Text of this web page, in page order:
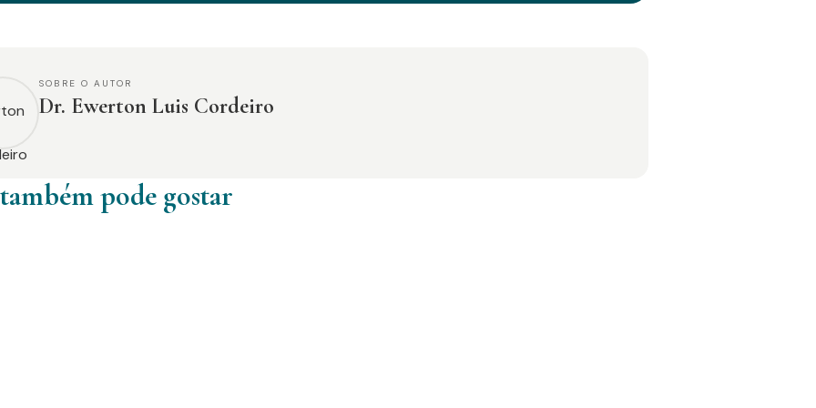
SOBRE O AUTOR
Dr. Ewerton Luis Cordeiro
pode gostar